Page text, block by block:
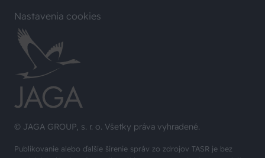
© JAGA GROUP, s. r. o. Všetky práva vyhradené.
Publikovanie alebo ďalšie šírenie správ zo zdrojov TASR je bez
Nastavenia cookies